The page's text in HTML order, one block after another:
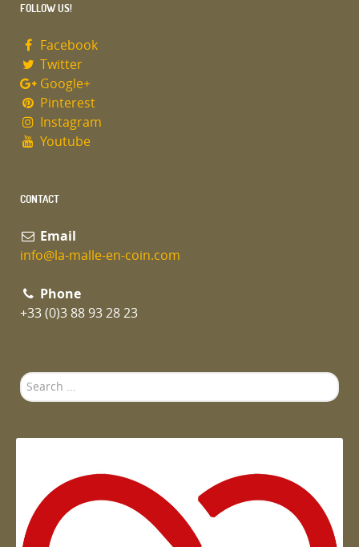
FOLLOW US!
Facebook
Twitter
Google+
Pinterest
Instagram
Youtube
CONTACT
Email
info@la-malle-en-coin.com
Phone
+33 (0)3 88 93 28 23
Search
...